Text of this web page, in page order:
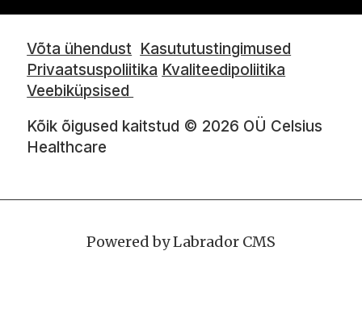
Võta ühendust Kasututustingimused
Privaatsuspoliitika Kvaliteedipoliitika
Veebiküpsised
Kõik õigused kaitstud © 2026 OÜ Celsius
Healthcare
Powered by Labrador CMS